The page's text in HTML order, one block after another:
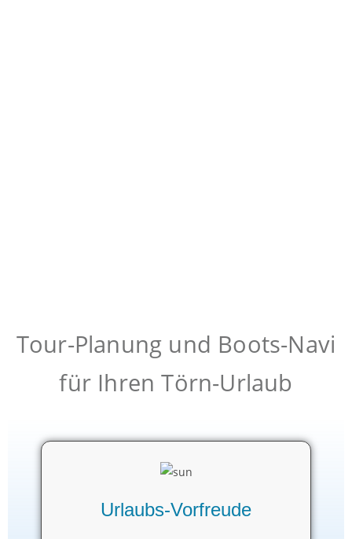
Tour-Planung und Boots-Navi
für Ihren Törn-Urlaub
Urlaubs-Vorfreude